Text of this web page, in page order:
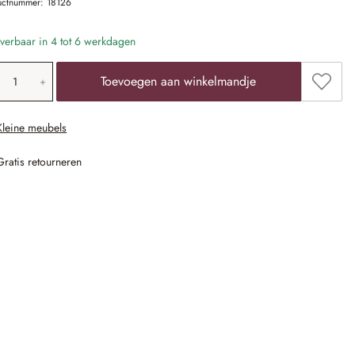
in 4 tot 6 werkdagen
voer de gewenste
Toevoegen aan winkelmandje
meubels
retourneren